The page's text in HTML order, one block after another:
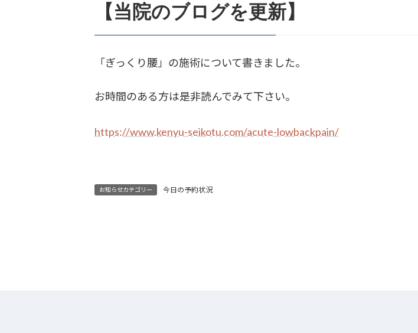
【当院のブログを更新】
「ぎっくり腰」の施術について書きました。
お時間のある方は是非読んでみて下さい。
https://www.kenyu-seikotu.com/acute-lowbackpain/
お知らせカテゴリー 今日の予約状況